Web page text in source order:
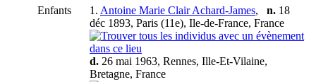
Enfants 1. Antoine Marie Clair Achard-James, n. 18
déc 1893, Paris (11e), Ile-de-France, France
d. 26 mai 1963, Rennes, Ille-Et-Vilaine,
Bretagne, France